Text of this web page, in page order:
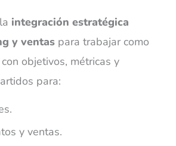
integración estratégica
y ventas para trabajar como
objetivos, métricas y
para:
y ventas.